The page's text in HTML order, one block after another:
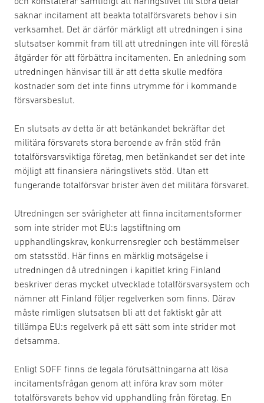
saknar incitament att beakta totalförsvarets behov i sin
verksamhet. Det är därför märkligt att utredningen i sina
slutsatser kommit fram till att utredningen inte vill föreslå
åtgärder för att förbättra incitamenten. En anledning som
utredningen hänvisar till är att detta skulle medföra
kostnader som det inte finns utrymme för i kommande
försvarsbeslut.
En slutsats av detta är att betänkandet bekräftar det
militära försvarets stora beroende av från stöd från
totalförsvarsviktiga företag, men betänkandet ser det inte
möjligt att finansiera näringslivets stöd. Utan ett
fungerande totalförsvar brister även det militära försvaret.
Utredningen ser svårigheter att finna incitamentsformer
som inte strider mot EU:s lagstiftning om
upphandlingskrav, konkurrensregler och bestämmelser
om statsstöd. Här finns en märklig motsägelse i
utredningen då utredningen i kapitlet kring Finland
beskriver deras mycket utvecklade totalförsvarsystem och
nämner att Finland följer regelverken som finns. Därav
måste rimligen slutsatsen bli att det faktiskt går att
tillämpa EU:s regelverk på ett sätt som inte strider mot
detsamma.
Enligt SOFF finns de legala förutsättningarna att lösa
incitamentsfrågan genom att införa krav som möter
totalförsvarets behov vid upphandling från företag. En